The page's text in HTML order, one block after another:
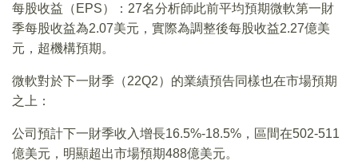
每股收益（EPS）：27名分析師此前平均預期微軟第一財
季每股收益為2.07美元，實際為調整後每股收益2.27億美
元，超機構預期。
微軟對於下一財季（22Q2）的業績預告同樣也在市場預期
之上：
公司預計下一財季收入增長16.5%-18.5%，區間在502-511
億美元，明顯超出市場預期488億美元。